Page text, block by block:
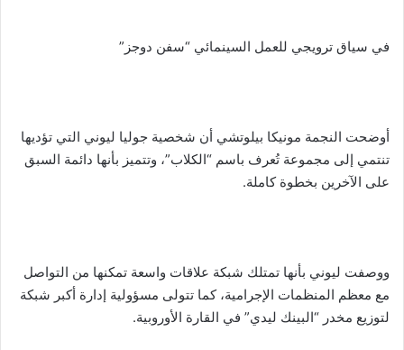
في سياق ترويجي للعمل السينمائي “سفن دوجز”
أوضحت النجمة مونيكا بيلوتشي أن شخصية جوليا ليوني التي تؤديها
تنتمي إلى مجموعة تُعرف باسم “الكلاب”، وتتميز بأنها دائمة السبق
على الآخرين بخطوة كاملة.
ووصفت ليوني بأنها تمتلك شبكة علاقات واسعة تمكنها من التواصل
مع معظم المنظمات الإجرامية، كما تتولى مسؤولية إدارة أكبر شبكة
لتوزيع مخدر “البينك ليدي” في القارة الأوروبية.